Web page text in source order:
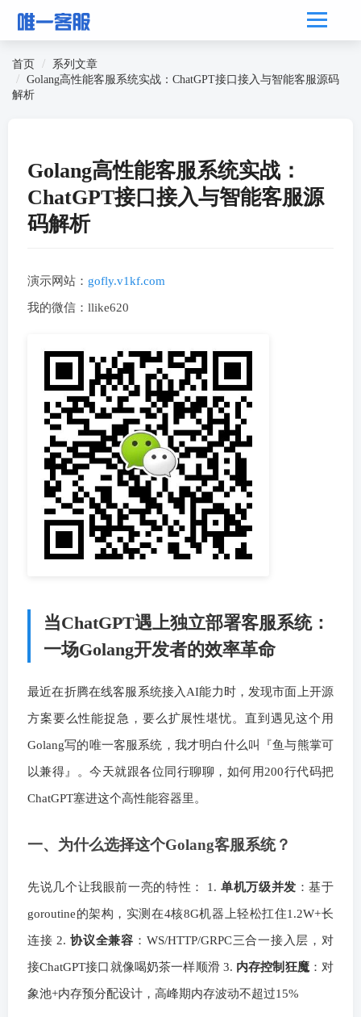
首页
系列文章
Golang高性能客服系统实战：ChatGPT接口接入与智能客服源码
解析
Golang高性能客服系统实战：
ChatGPT接口接入与智能客服源
码解析
演示网站： gofly.v1kf.com
我的微信：llike620
当ChatGPT遇上独立部署客服系统：
一场Golang开发者的效率革命
最近在折腾在线客服系统接入AI能力时，发现市面上开源
方案要么性能捉急，要么扩展性堪忧。直到遇见这个用
Golang写的唯一客服系统，我才明白什么叫『鱼与熊掌可
以兼得』。今天就跟各位同行聊聊，如何用200行代码把
ChatGPT塞进这个高性能容器里。
一、为什么选择这个Golang客服系统？
先说几个让我眼前一亮的特性： 1. 单机万级并发 ：基于
goroutine的架构，实测在4核8G机器上轻松扛住1.2W+长
连接 2.协议全兼容 ：WS/HTTP/GRPC三合一接入层，对
接ChatGPT接口就像喝奶茶一样顺滑 3. 内存控制狂魔：对
象池+内存预分配设计，高峰期内存波动不超过15%